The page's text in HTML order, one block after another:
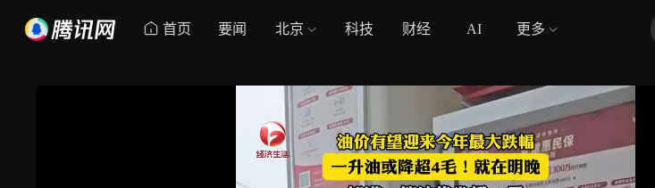
首页 要闻 北京 科技 财经 AI 更多